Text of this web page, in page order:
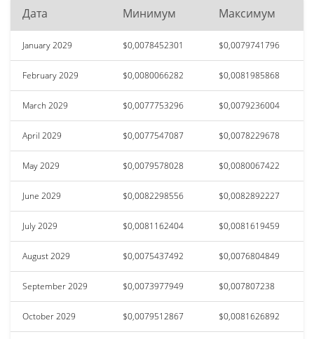
Дата Минимум Максимум
January 2029 $0,0078452301 $0,0079741796
February 2029 $0,0080066282 $0,0081985868
March 2029 $0,0077753296 $0,0079236004
April 2029 $0,0077547087 $0,0078229678
May 2029 $0,0079578028 $0,0080067422
June 2029 $0,0082298556 $0,0082892227
July 2029 $0,0081162404 $0,0081619459
August 2029 $0,0075437492 $0,0076804849
September 2029 $0,0073977949 $0,007807238
October 2029 $0,0079512867 $0,0081626892